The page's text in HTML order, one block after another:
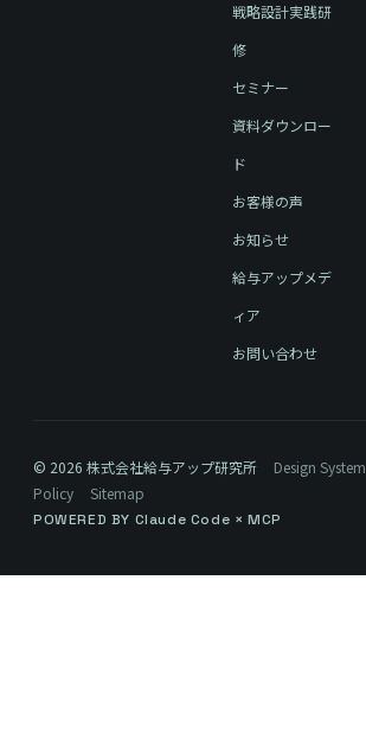
戦略設計実践研
修
セミナー
資料ダウンロー
ド
お客様の声
お知らせ
給与アップメデ
ィア
お問い合わせ
© 2026 株式会社給与アップ研究所 Design System
Policy
Sitemap
POWERED BY Claude Code × MCP